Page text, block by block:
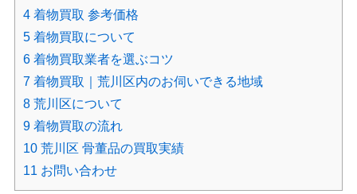
4 着物買取 参考価格
5 着物買取について
6 着物買取業者を選ぶコツ
7 着物買取｜荒川区内のお伺いできる地域
8 荒川区について
9 着物買取の流れ
10 荒川区 骨董品の買取実績
11 お問い合わせ